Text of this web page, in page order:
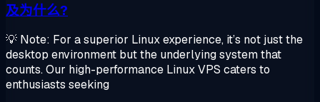
及为什么?
💡 Note: For a superior Linux experience, it’s not just the
desktop environment but the underlying system that
counts. Our high-performance Linux VPS caters to
enthusiasts seeking